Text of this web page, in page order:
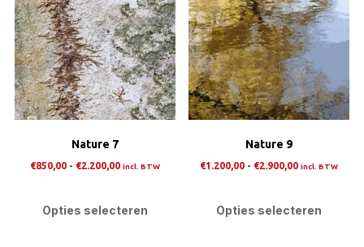
Nature 7
€850,00 - €2.200,00Prijsklasse:
€2.200,00
incl. BTW
Opties selecteren
Nature 9
€1.200,00 - €2.900,00Prijsklasse:
€2.900,00
incl. BTW
Opties selecteren